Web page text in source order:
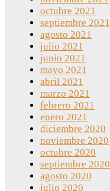
octubre 2021
septiembre 2021
agosto 2021
julio 2021
junio 2021
mayo 2021
abril 2021
marzo 2021
febrero 2021
enero 2021
diciembre 2020
noviembre 2020
octubre 2020
septiembre 2020
agosto 2020
julio 2020